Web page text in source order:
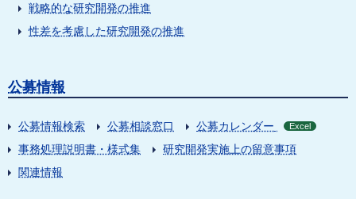
戦略的な研究開発の推進
性差を考慮した研究開発の推進
公募情報
公募情報検索 公募相談窓口 公募カレンダー Excel
事務処理説明書・様式集
研究開発実施上の留意事項
関連情報